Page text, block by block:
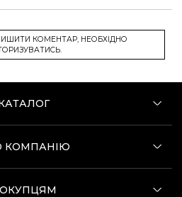
КОМЕНТАР, НЕОБХІДНО
КОМПАНІЮ